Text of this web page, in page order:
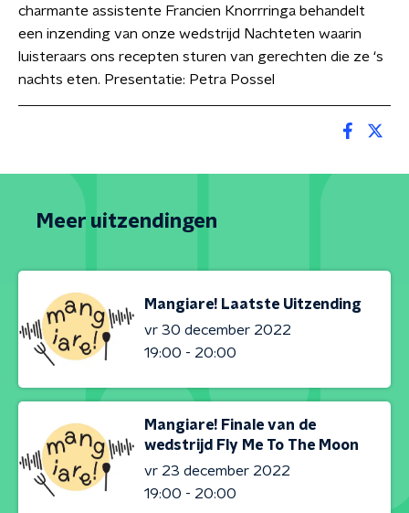
charmante assistente Francien Knorrringa behandelt
een inzending van onze wedstrijd Nachteten waarin
luisteraars ons recepten sturen van gerechten die ze ‘s
nachts eten. Presentatie: Petra Possel
Meer uitzendingen
Mangiare! Laatste Uitzending
vr 30 december 2022
19:00 - 20:00
Mangiare! Finale van de
wedstrijd Fly Me To The Moon
vr 23 december 2022
19:00 - 20:00